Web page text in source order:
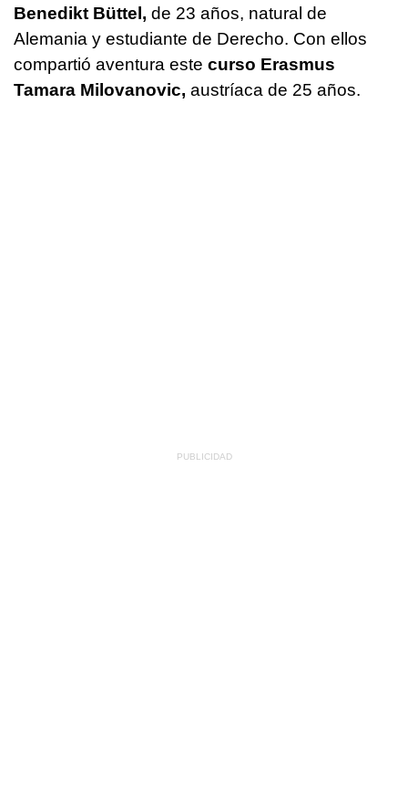
Benedikt Büttel, de 23 años, natural de
Alemania y estudiante de Derecho. Con ellos
compartió aventura este curso Erasmus
Tamara Milovanovic, austríaca de 25 años.